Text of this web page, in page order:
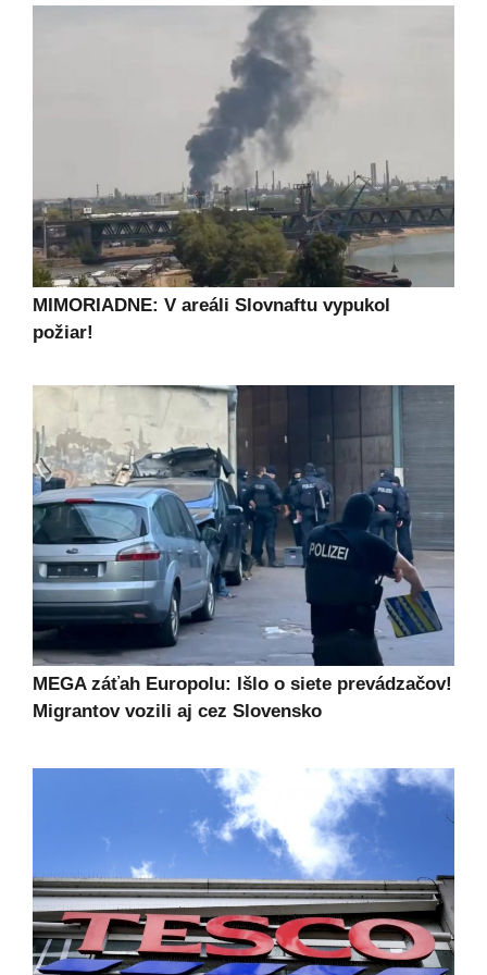
MIMORIADNE: V areáli Slovnaftu vypukol
požiar!
MEGA záťah Europolu: Išlo o siete prevádzačov!
Migrantov vozili aj cez Slovensko